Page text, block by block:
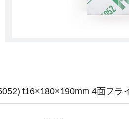
t16×180×190mm 4面フラ